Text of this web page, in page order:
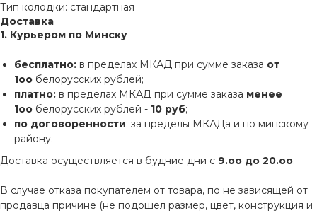
Тип колодки: стандартная
Доставка
1. Курьером по Минску
бесплатно: в пределах МКАД при сумме заказа от
1оо белорусских рублей;
платно: в пределах МКАД при сумме заказа менее
1оо белорусских рублей - 10 руб;
по договоренности: за пределы МКАДа и по минскому
району.
Доставка осуществляется в будние дни с 9.оо до 20.оо.
В случае отказа покупателем от товара, по не зависящей от
продавца причине (не подошел размер, цвет, конструкция и